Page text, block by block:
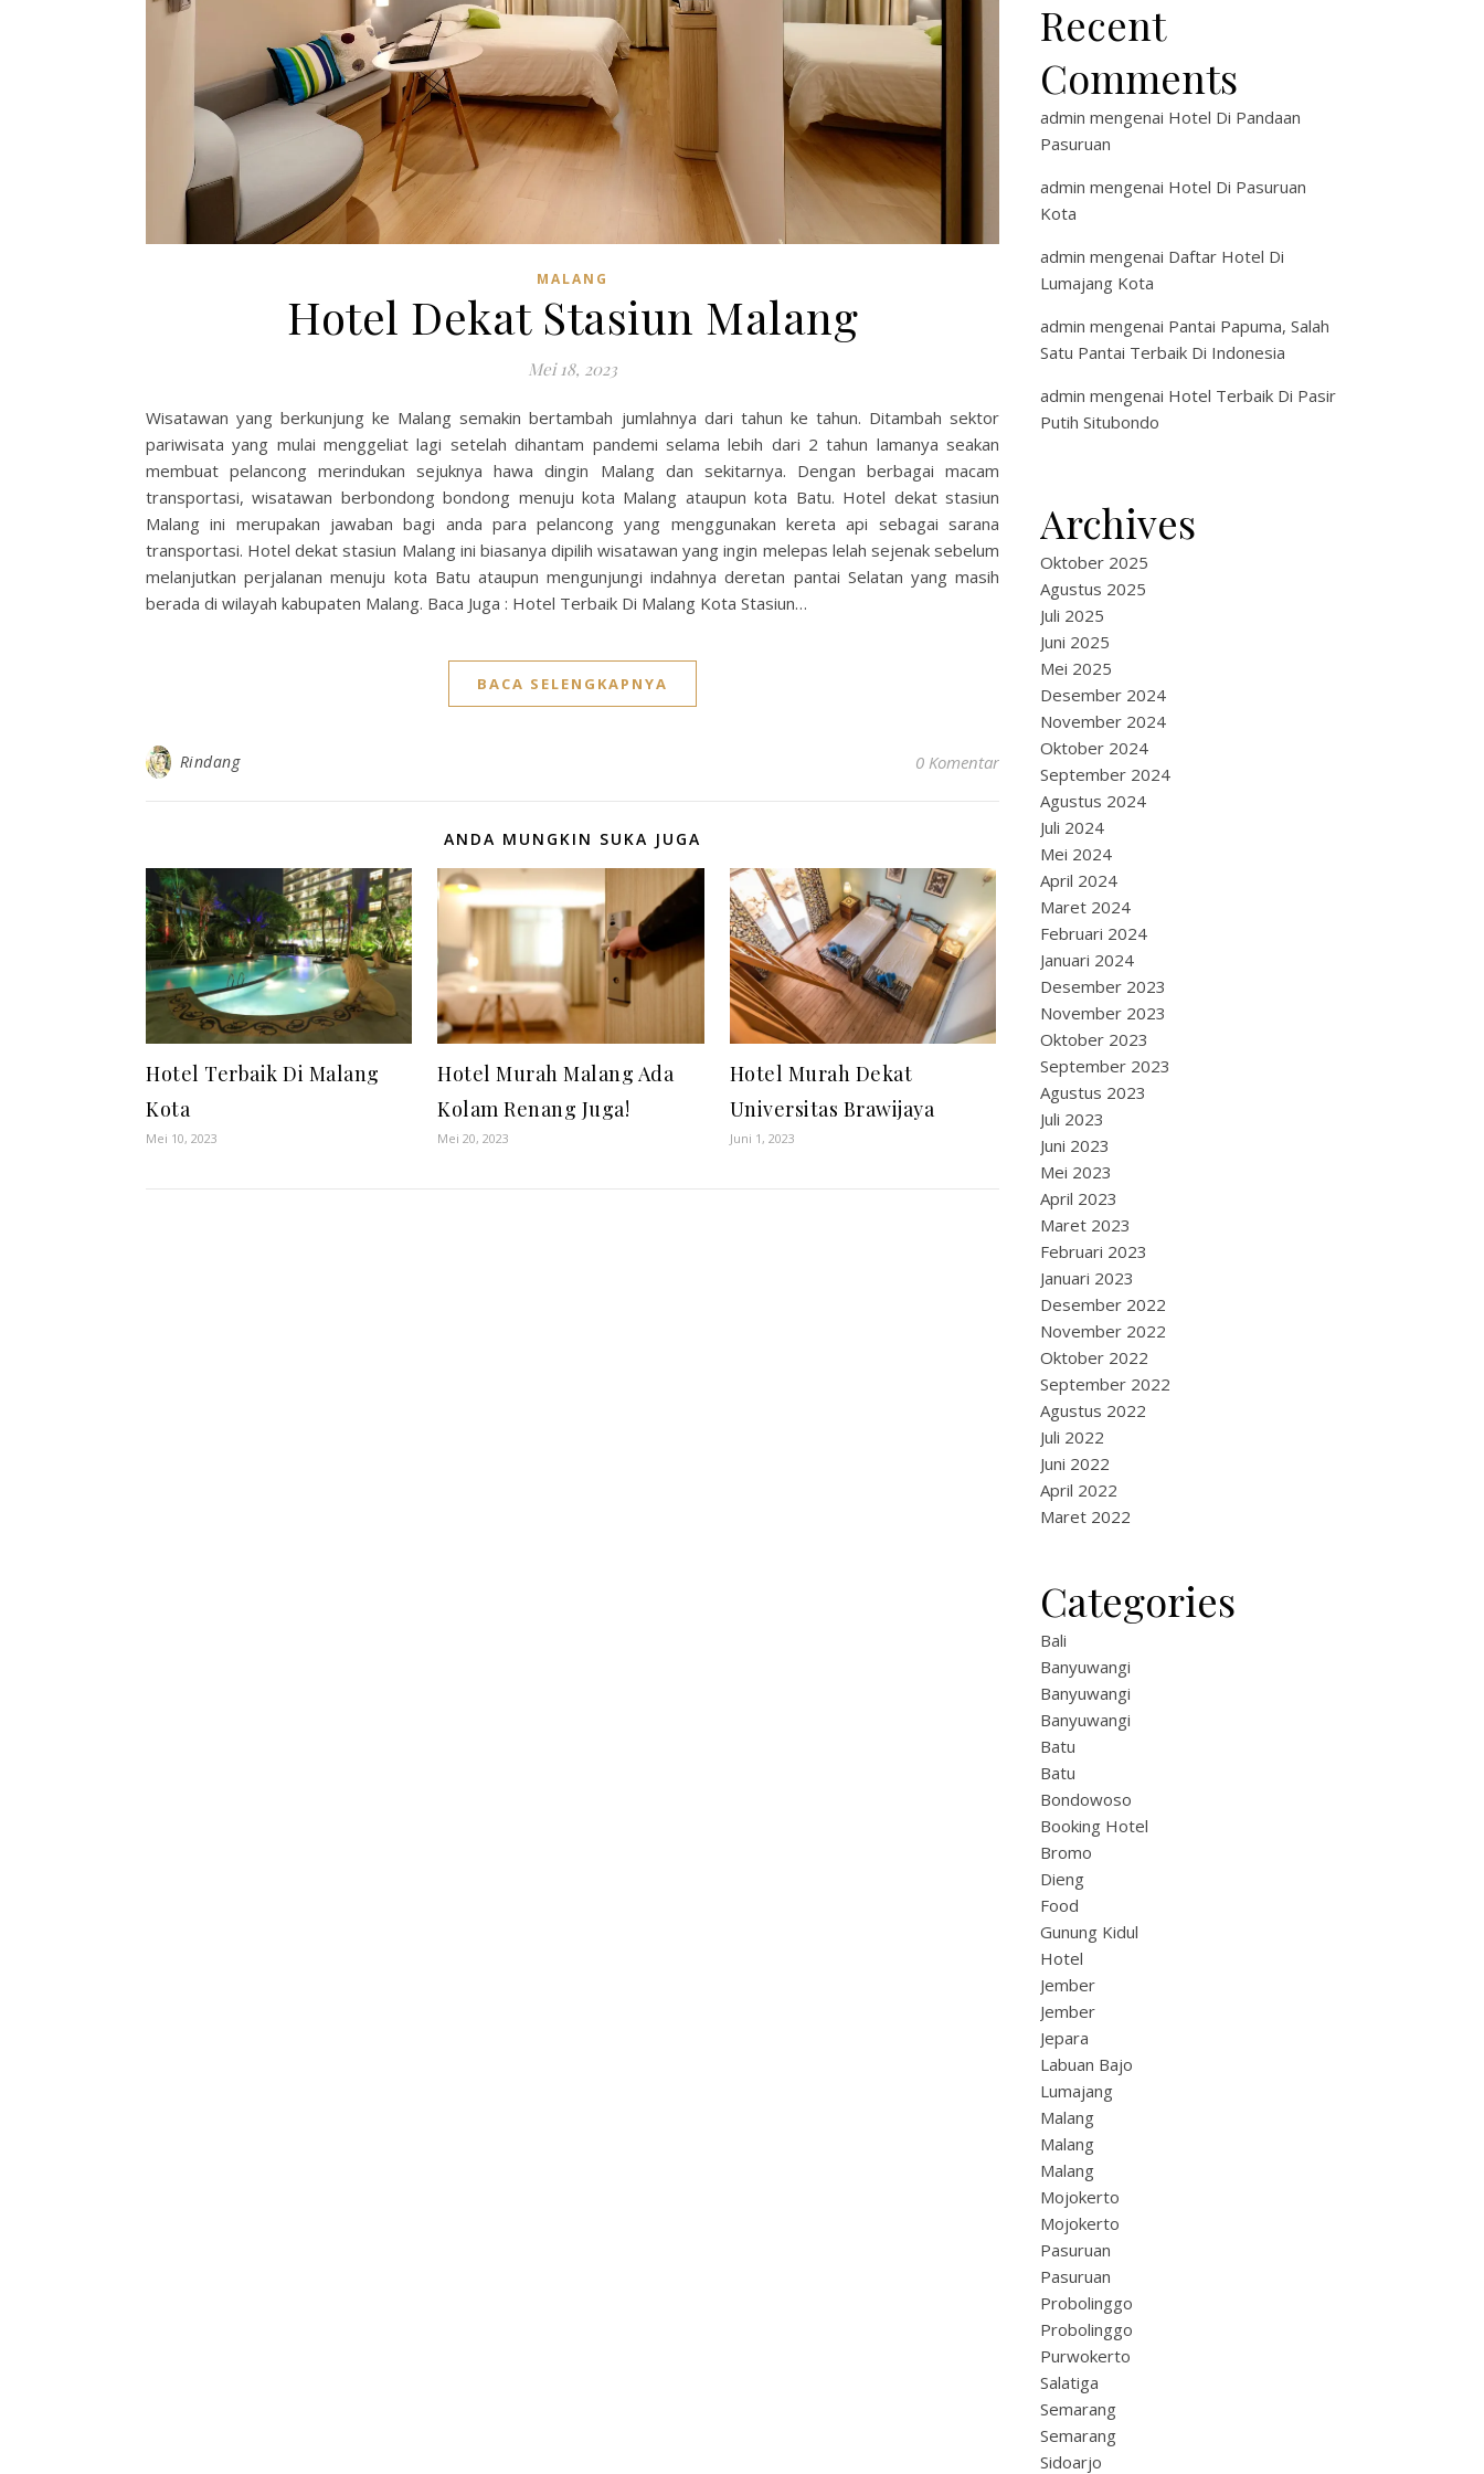
MALANG
Hotel Dekat Stasiun Malang
Mei 18, 2023
Wisatawan yang berkunjung ke Malang semakin bertambah jumlahnya dari tahun ke tahun. Ditambah sektor
pariwisata yang mulai menggeliat lagi setelah dihantam pandemi selama lebih dari 2 tahun lamanya seakan
membuat pelancong merindukan sejuknya hawa dingin Malang dan sekitarnya. Dengan berbagai macam
transportasi, wisatawan berbondong bondong menuju kota Malang ataupun kota Batu. Hotel dekat stasiun
Malang ini merupakan jawaban bagi anda para pelancong yang menggunakan kereta api sebagai sarana
transportasi. Hotel dekat stasiun Malang ini biasanya dipilih wisatawan yang ingin melepas lelah sejenak sebelum
melanjutkan perjalanan menuju kota Batu ataupun mengunjungi indahnya deretan pantai Selatan yang masih
berada di wilayah kabupaten Malang. Baca Juga : Hotel Terbaik Di Malang Kota Stasiun…
BACA SELENGKAPNYA
Rindang 0 Komentar
ANDA MUNGKIN SUKA JUGA
Hotel Terbaik Di Malang
Kota
Mei 10, 2023
Hotel Murah Malang Ada
Kolam Renang Juga!
Mei 20, 2023
Hotel Murah Dekat
Universitas Brawijaya
Juni 1, 2023
Recent
Comments
admin mengenai Hotel Di Pandaan
Pasuruan
admin mengenai Hotel Di Pasuruan
Kota
admin mengenai Daftar Hotel Di
Lumajang Kota
admin mengenai Pantai Papuma, Salah
Satu Pantai Terbaik Di Indonesia
admin mengenai Hotel Terbaik Di Pasir
Putih Situbondo
Archives
Oktober 2025
Agustus 2025
Juli 2025
Juni 2025
Mei 2025
Desember 2024
November 2024
Oktober 2024
September 2024
Agustus 2024
Juli 2024
Mei 2024
April 2024
Maret 2024
Februari 2024
Januari 2024
Desember 2023
November 2023
Oktober 2023
September 2023
Agustus 2023
Juli 2023
Juni 2023
Mei 2023
April 2023
Maret 2023
Februari 2023
Januari 2023
Desember 2022
November 2022
Oktober 2022
September 2022
Agustus 2022
Juli 2022
Juni 2022
April 2022
Maret 2022
Categories
Bali
Banyuwangi
Banyuwangi
Banyuwangi
Batu
Batu
Bondowoso
Booking Hotel
Bromo
Dieng
Food
Gunung Kidul
Hotel
Jember
Jember
Jepara
Labuan Bajo
Lumajang
Malang
Malang
Malang
Mojokerto
Mojokerto
Pasuruan
Pasuruan
Probolinggo
Probolinggo
Purwokerto
Salatiga
Semarang
Semarang
Sidoarjo